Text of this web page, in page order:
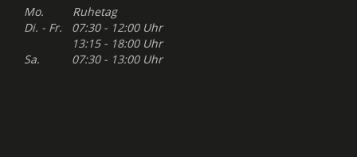
Mo. Ruhetag
Di. - Fr. 07:30 - 12:00 Uhr
13:15 - 18:00 Uhr
Sa. 07:30 - 13:00 Uhr